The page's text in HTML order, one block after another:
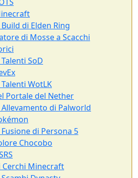
di Elden Ring
di Mosse a Scacchi
SoD
WotLK
Portale del Nether
di Palworld
di Persona 5
Chocobo
Minecraft